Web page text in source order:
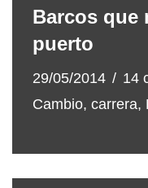
Barcos que
puerto
29/05/2014
14
Cambio, carrera,